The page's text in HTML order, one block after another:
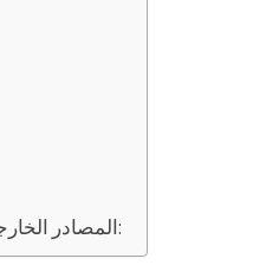
المصادر الخارجية المتعلقة بالموضوع: